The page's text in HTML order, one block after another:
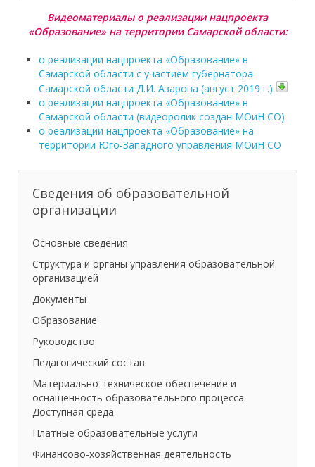
Видеоматериалы о реализации нацпроекта
«Образование» на территории Самарской области:
о реализации нацпроекта «Образование» в
Самарской области с участием губернатора
Самарской области Д.И. Азарова (август 2019 г.)
о реализации нацпроекта «Образование» в
Самарской области (видеоролик создан МОиН СО)
о реализации нацпроекта «Образование» на
территории Юго-Западного управления МОиН СО
Сведения об образовательной
организации
Основные сведения
Структура и органы управления образовательной
организацией
Документы
Образование
Руководство
Педагогический состав
Материально-техническое обеспечение и
оснащенность образовательного процесса.
Доступная среда
Платные образовательные услуги
Финансово-хозяйственная деятельность